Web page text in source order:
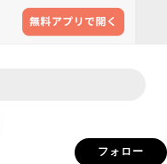
フォロー